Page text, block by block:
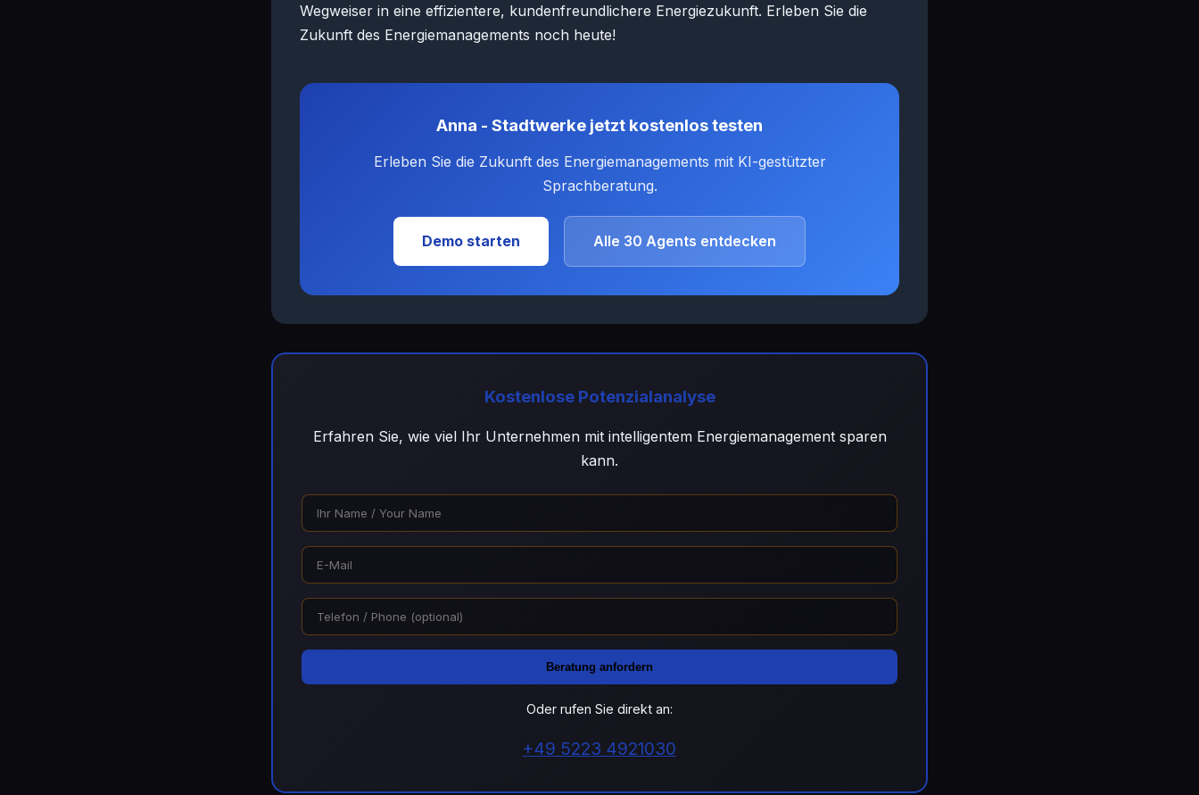
Wegweiser in eine effizientere, kundenfreundlichere Energiezukunft. Erleben Sie die
Zukunft des Energiemanagements noch heute!
Anna - Stadtwerke jetzt kostenlos testen
Erleben Sie die Zukunft des Energiemanagements mit KI-gestützter
Sprachberatung.
Demo starten Alle 30 Agents entdecken
Kostenlose Potenzialanalyse
Erfahren Sie, wie viel Ihr Unternehmen mit intelligentem Energiemanagement sparen
kann.
Beratung anfordern
Oder rufen Sie direkt an:
+49 5223 4921030